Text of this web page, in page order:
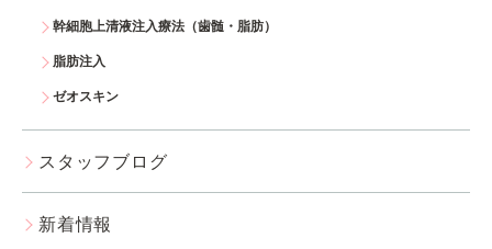
幹細胞上清液注入療法（歯髄・脂肪）
脂肪注入
ゼオスキン
スタッフブログ
新着情報